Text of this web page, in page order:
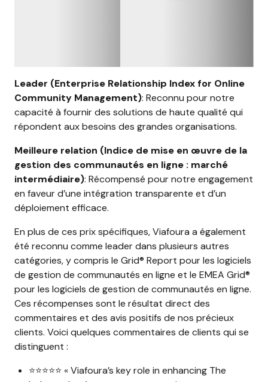
Leader (Enterprise Relationship Index for Online
Community Management): Reconnu pour notre
capacité à fournir des solutions de haute qualité qui
répondent aux besoins des grandes organisations.
Meilleure relation (Indice de mise en œuvre de la
gestion des communautés en ligne : marché
intermédiaire): Récompensé pour notre engagement
en faveur d’une intégration transparente et d’un
déploiement efficace.
En plus de ces prix spécifiques, Viafoura a également
été reconnu comme leader dans plusieurs autres
catégories, y compris le Grid® Report pour les logiciels
de gestion de communautés en ligne et le EMEA Grid®
pour les logiciels de gestion de communautés en ligne.
Ces récompenses sont le résultat direct des
commentaires et des avis positifs de nos précieux
clients. Voici quelques commentaires de clients qui se
distinguent :
⭐⭐⭐⭐⭐ « Viafoura’s key role in enhancing The